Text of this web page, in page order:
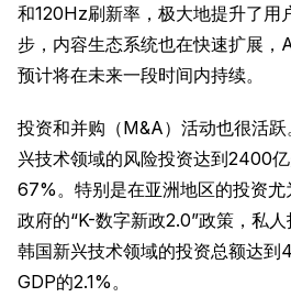
和120Hz刷新率，极大地提升了用
步，内容生态系统也在快速扩展，
预计将在未来一段时间内持续。
投资和并购（M&A）活动也很活
兴技术领域的风险投资达到2400
67%。特别是在亚洲地区的投资
政府的“K-数字新政2.0”政策，私
韩国新兴技术领域的投资总额达到
GDP的2.1%。